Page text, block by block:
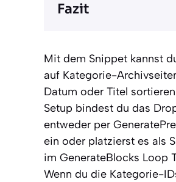
Fazit
Mit dem Snippet kannst
auf Kategorie-
Datum oder Titel
Setup bindest du das
entweder per
ein oder platzierst es als
im GenerateBlocks Loop
Wenn du die Kategorie-